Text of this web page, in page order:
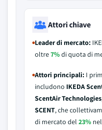
Attori chiave
Leader di mercato:
oltre7%di quota di
Attori principali: I
includono IKEDA
ScentAir
SCENT, che
di mercato del 23%